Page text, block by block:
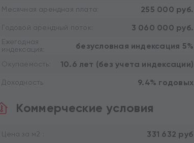
Месячная арендная плата: 255 000 руб.
Годовой арендный поток: 3 060 000 руб.
Ежегодная
индексация:
безусловная индексация 5%
Окупаемость: 10.6 лет (без учета индексации)
Доходность 9.4% годовых
Коммерческие условия
Цена за м2 : 331 632 руб